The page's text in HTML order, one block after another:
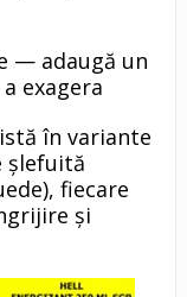
— adaugă un
exagera
în variante
șlefuită
fiecare
și